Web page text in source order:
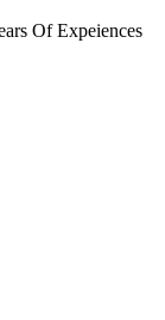
Of Expeiences